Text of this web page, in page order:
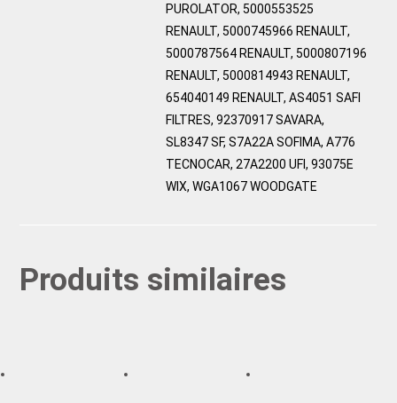
PUROLATOR, 5000553525
RENAULT, 5000745966 RENAULT,
5000787564 RENAULT, 5000807196
RENAULT, 5000814943 RENAULT,
654040149 RENAULT, AS4051 SAFI
FILTRES, 92370917 SAVARA,
SL8347 SF, S7A22A SOFIMA, A776
TECNOCAR, 27A2200 UFI, 93075E
WIX, WGA1067 WOODGATE
Produits similaires